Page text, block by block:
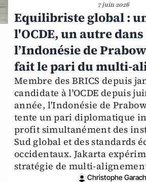
7 juin 2026
Equilibriste global :
l'OCDE, un autre dans
l’Indonésie de
fait le pari du multi-
Membre des BRICS depuis
candidate à l'OCDE depuis
année, l'Indonésie de
tente un pari diplomatique
profit simultanément des
Sud global et des standards
occidentaux. Jakarta
stratégie de multi-
Christophe Garach